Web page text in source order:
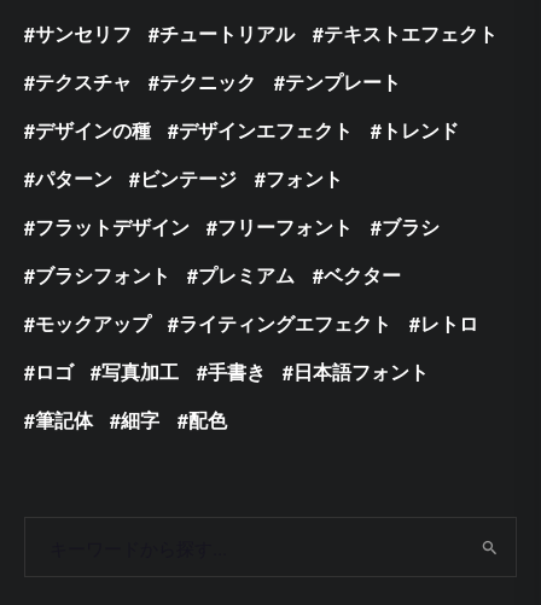
サンセリフ
チュートリアル
テキストエフェクト
テクスチャ
テクニック
テンプレート
デザインの種
デザインエフェクト
トレンド
パターン
ビンテージ
フォント
フラットデザイン
フリーフォント
ブラシ
ブラシフォント
プレミアム
ベクター
モックアップ
ライティングエフェクト
レトロ
ロゴ
写真加工 手書き
日本語フォント
筆記体
細字 配色